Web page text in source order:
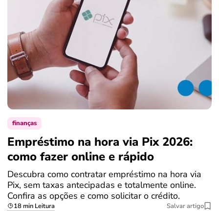
finanças
Empréstimo na hora via Pix 2026:
como fazer online e rápido
Descubra como contratar empréstimo na hora via
Pix, sem taxas antecipadas e totalmente online.
Confira as opções e como solicitar o crédito.
18 min Leitura Salvar artigo